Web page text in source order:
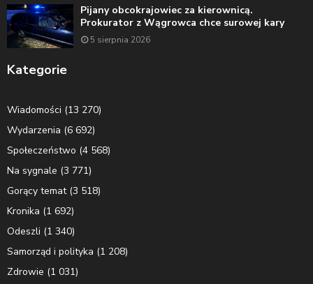
Pijany obcokrajowiec za kierownicą.
Prokurator z Wągrowca chce surowej kary
5 sierpnia 2026
Kategorie
Wiadomości (13 270)
Wydarzenia (6 692)
Społeczeństwo (4 568)
Na sygnale (3 771)
Gorący temat(3 518)
Kronika (1 692)
Odeszli (1 340)
Samorząd i polityka (1 208)
Zdrowie (1 031)